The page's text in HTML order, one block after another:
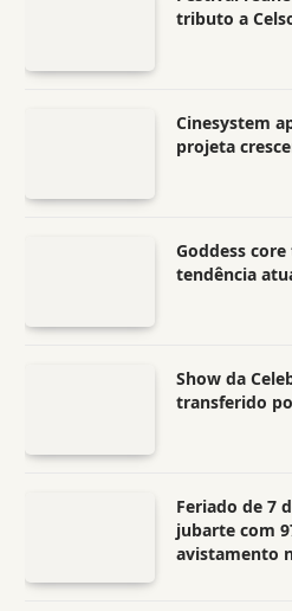
tributo a
Cinesystem
projeta
Goddess
tendência
Show da
transferido
Feriado de 7
jubarte com
avistamento